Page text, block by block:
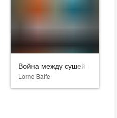
Война между сушей и морем
Lorne Balfe